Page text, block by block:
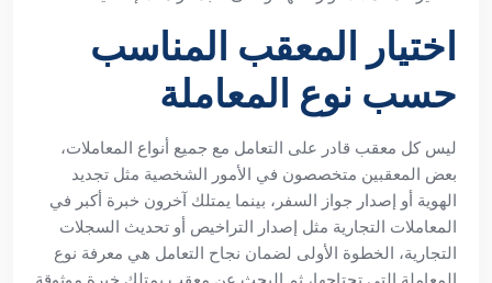
اختيار المعقب المناسب
حسب نوع المعاملة
ليس كل معقب قادر على التعامل مع جميع أنواع المعاملات،
بعض المعقبين متخصصون في الأمور الشخصية مثل تجديد
الهوية أو إصدار جواز السفر، بينما يمتلك آخرون خبرة أكبر في
المعاملات التجارية مثل إصدار التراخيص أو تحديث السجلات
التجارية، الخطوة الأولى لضمان نجاح التعامل هي معرفة نوع